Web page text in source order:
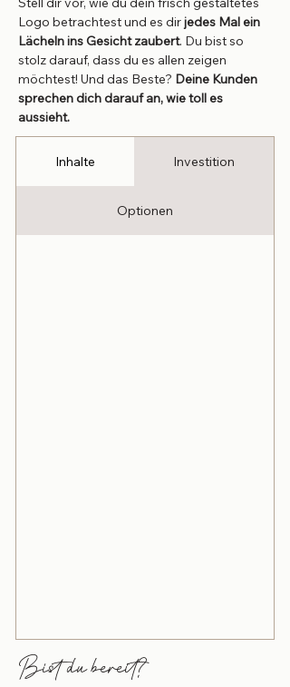
Logo betrachtest und es dirjedes Mal ein
Lächeln ins Gesicht zaubert. Du bist so
stolz darauf, dass du es allen zeigen
möchtest! Und das Beste? Deine Kunden
sprechen dich darauf an, wie toll es
aussieht.
Inhalte Investition
Optionen
Bist du bereit?